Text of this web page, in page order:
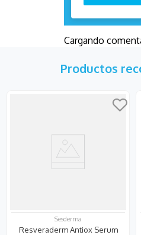
Cargando
Productos
Sesderma
Resveraderm Antiox Serum